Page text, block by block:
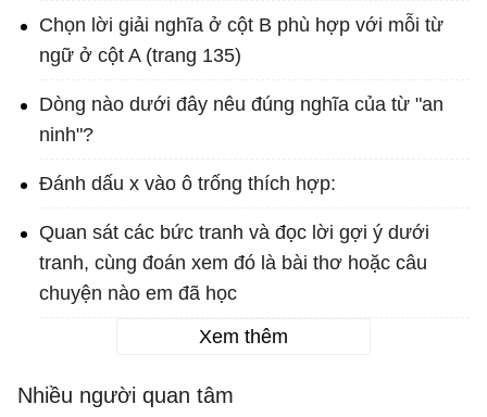
Chọn lời giải nghĩa ở cột B phù hợp với mỗi từ
ngữ ở cột A (trang 135)
Dòng nào dưới đây nêu đúng nghĩa của từ "an
ninh"?
Đánh dấu x vào ô trống thích hợp:
Quan sát các bức tranh và đọc lời gợi ý dưới
tranh, cùng đoán xem đó là bài thơ hoặc câu
chuyện nào em đã học
Xem thêm
Nhiều người quan tâm